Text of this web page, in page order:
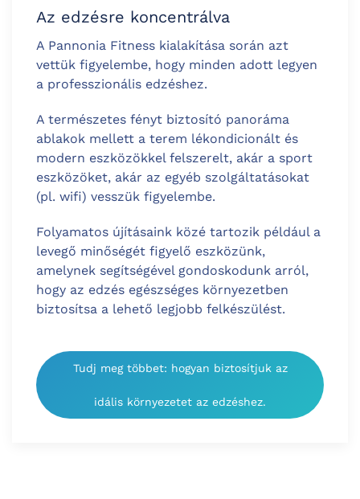
Az edzésre koncentrálva
A Pannonia Fitness kialakítása során azt
vettük figyelembe, hogy minden adott legyen
a professzionális edzéshez.
A természetes fényt biztosító panoráma
ablakok mellett a terem lékondicionált és
modern eszközökkel felszerelt, akár a sport
eszközöket, akár az egyéb szolgáltatásokat
(pl. wifi) vesszük figyelembe.
Folyamatos újításaink közé tartozik például a
levegő minőségét figyelő eszközünk,
amelynek segítségével gondoskodunk arról,
hogy az edzés egészséges környezetben
biztosítsa a lehető legjobb felkészülést.
Tudj meg többet: hogyan biztosítjuk az
idális környezetet az edzéshez.